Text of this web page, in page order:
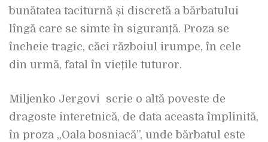
bunătatea taciturnă și discretă a bărbatului
lîngă care se simte în siguranță. Proza se
încheie tragic, căci războiul irumpe, în cele
din urmă, fatal în viețile tuturor.
Miljenko Jergovi scrie o altă poveste de
dragoste interetnică, de data aceasta împlinită,
în proza „Oala bosniacă”, unde bărbatul este